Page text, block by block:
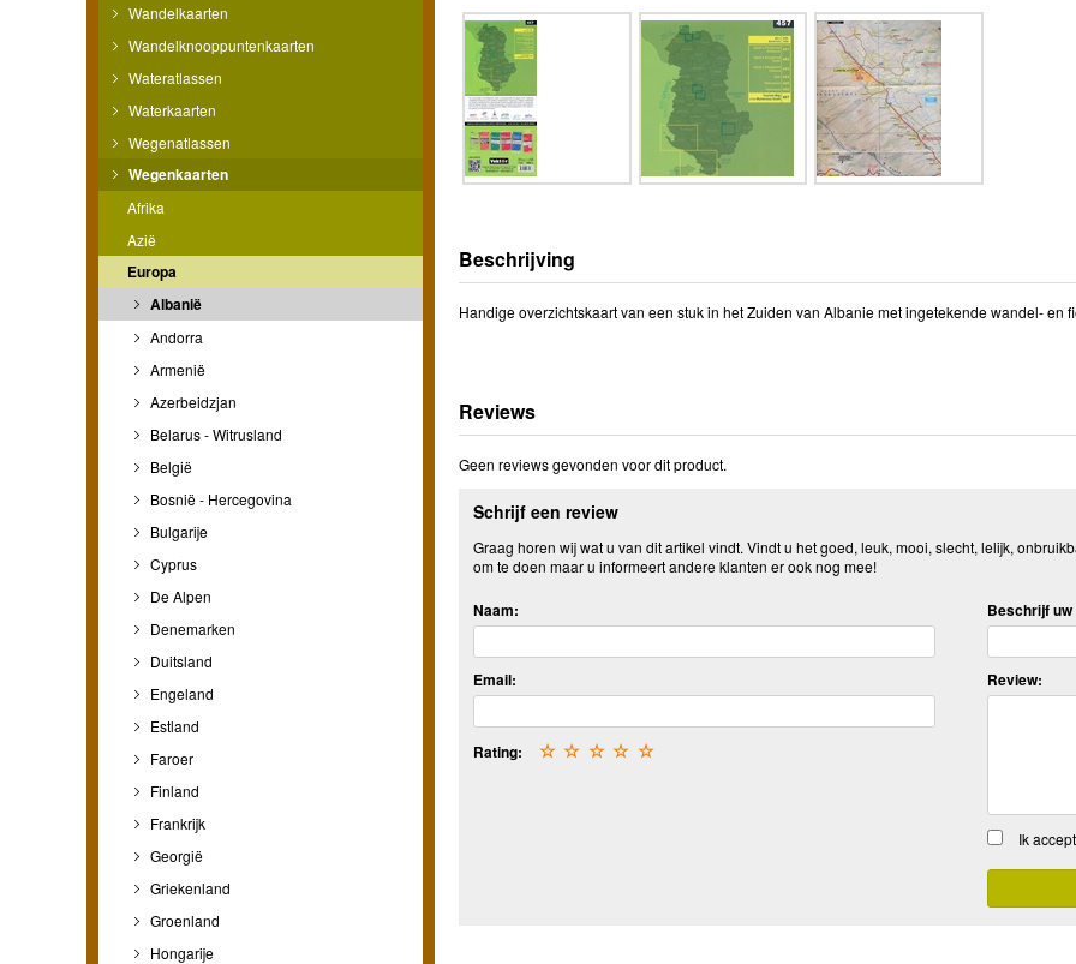
Wandelkaarten
Wandelknooppuntenkaarten
Wateratlassen
Waterkaarten
Wegenatlassen
Wegenkaarten
Afrika
Azië
Europa
Albanië
Andorra
Armenië
Azerbeidzjan
Belarus - Witrusland
België
Bosnië - Hercegovina
Bulgarije
Cyprus
De Alpen
Denemarken
Duitsland
Engeland
Estland
Faroer
Finland
Frankrijk
Georgië
Griekenland
Groenland
Hongarije
Beschrijving
Handige overzichtskaart van een stuk in het Zuiden van Albanie met ingetekende wandel- en
Reviews
Geen reviews gevonden voor dit product.
Schrijf een review
Graag horen wij wat u van dit artikel vindt. Vindt u het goed, leuk, mooi, slecht, lelijk,
om te doen maar u informeert andere klanten er ook nog mee!
Naam:
Email:
Rating: ☆
☆
☆
☆
☆
Beschrijf uw
Review:
Ik